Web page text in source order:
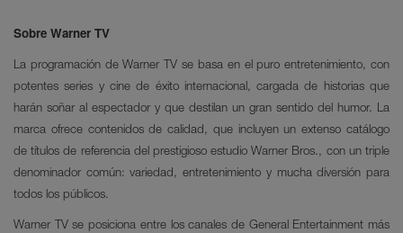
Sobre Warner TV
La programación de Warner TV se basa en el puro entretenimiento, con
potentes series y cine de éxito internacional, cargada de historias que
harán soñar al espectador y que destilan un gran sentido del humor. La
marca ofrece contenidos de calidad, que incluyen un extenso catálogo
de títulos de referencia del prestigioso estudio Warner Bros., con un triple
denominador común: variedad, entretenimiento y mucha diversión para
todos los públicos.
Warner TV se posiciona entre los canales de General Entertainment más